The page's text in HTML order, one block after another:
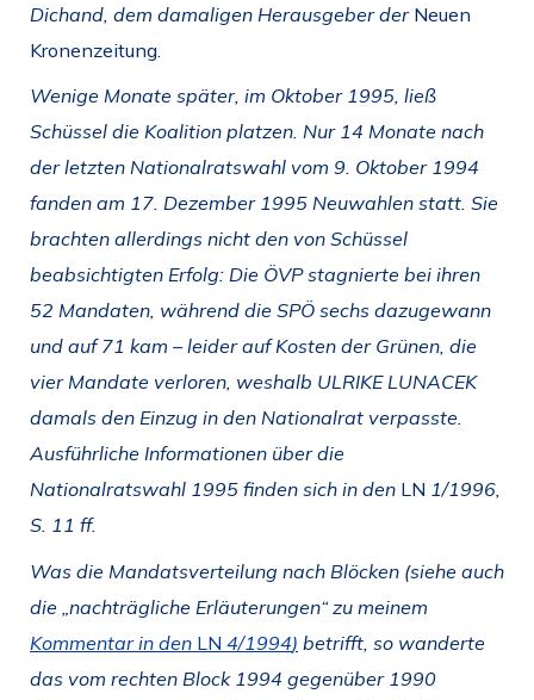
Dichand, dem damaligen Herausgeber der Neuen
Kronenzeitung.
Wenige Monate später, im Oktober 1995, ließ
Schüssel die Koalition platzen. Nur 14 Monate nach
der letzten Nationalratswahl vom 9. Oktober 1994
fanden am 17. Dezember 1995 Neuwahlen statt. Sie
brachten allerdings nicht den von Schüssel
beabsichtigten Erfolg: Die ÖVP stagnierte bei ihren
52 Mandaten, während die SPÖ sechs dazugewann
und auf 71 kam – leider auf Kosten der Grünen, die
vier Mandate verloren, weshalb ULRIKE LUNACEK
damals den Einzug in den Nationalrat verpasste.
Ausführliche Informationen über die
Nationalratswahl 1995 finden sich in den LN 1/1996,
S. 11 ff.
Was die Mandatsverteilung nach Blöcken (siehe auch
die „nachträgliche Erläuterungen“ zu meinem
Kommentar in den LN 4/1994) betrifft, so wanderte
das vom rechten Block 1994 gegenüber 1990